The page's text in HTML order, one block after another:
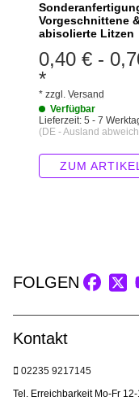
Vorgeschnittene
abisolierte Litzen
0,40 € -
*
* zzgl. Versand
Verfügbar
Lieferzeit: 5 - 7
(DE - Ausland
ZUM ARTIKEL
FOLGEN
Kontakt
02235 9217145
Tel. Erreichbarkeit Mo-Fr